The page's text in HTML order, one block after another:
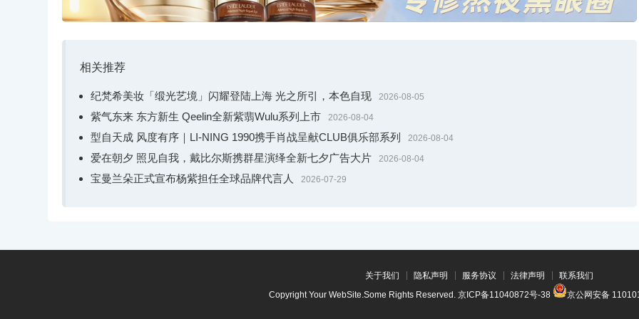
相关推荐
纪梵希美妆「缎光艺境」闪耀登陆上海 光之所引，本色自现 2026-08-05
紫气东来 东方新生 Qeelin全新紫翡Wulu系列上市 2026-08-04
型自天成 风度有序｜LI-NING 1990携手肖战呈献CLUB俱乐部系列 2026-08-04
爱在朝夕 照见自我，戴比尔斯携群星演绎全新七夕广告大片 2026-08-04
宝曼兰朵正式宣布杨紫担任全球品牌代言人 2026-07-29
关于我们 隐私声明 服务协议 法律声明
联系我们
Copyright Your WebSite.Some Rights Reserved. 京ICP备11040872号-38 京公网安备